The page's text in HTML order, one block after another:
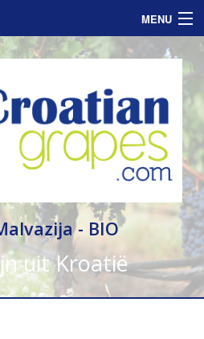
MENU
- BIO
uit Kroatië